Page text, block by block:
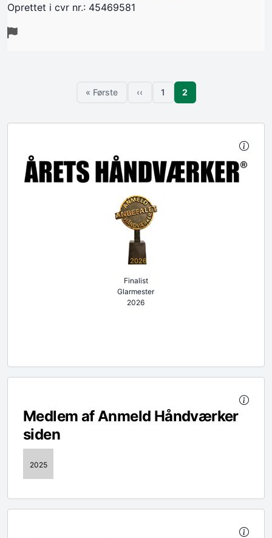
Oprettet i cvr nr.: 45469581
SideinddelingFørste side
« Første
Forrige side
‹‹
Side
1 Side
2
2026
Finalist
Glarmester
2026
Medlem af Anmeld Håndværker
siden
2025